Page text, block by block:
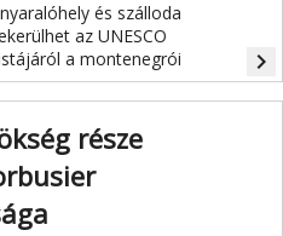
és szálloda
az UNESCO
a montenegrói
navigate_next
része